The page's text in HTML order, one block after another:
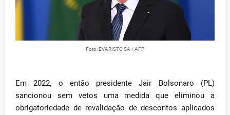
Foto: EVARISTO SA / AFP
Em 2022, o então presidente Jair Bolsonaro (PL)
sancionou sem vetos uma medida que eliminou a
obrigatoriedade de revalidação de descontos aplicados